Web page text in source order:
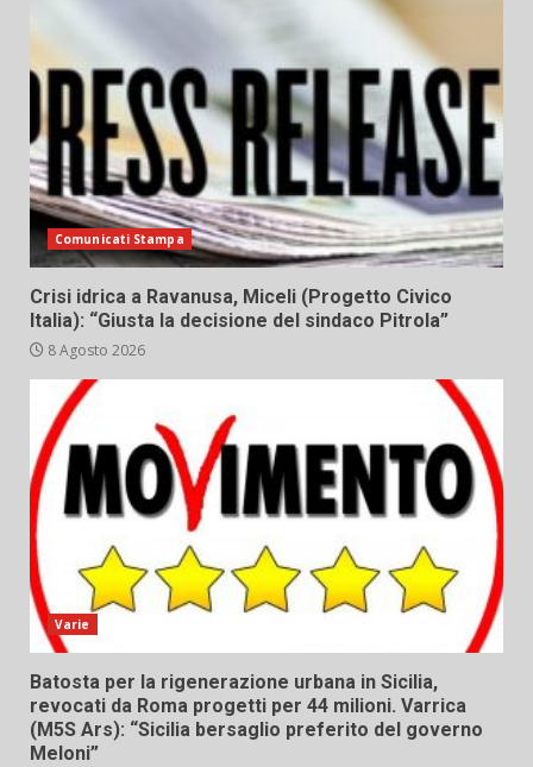
Comunicati Stampa
Crisi idrica a Ravanusa, Miceli (Progetto Civico
Italia): “Giusta la decisione del sindaco Pitrola”
8 Agosto 2026
Varie
Batosta per la rigenerazione urbana in Sicilia,
revocati da Roma progetti per 44 milioni. Varrica
(M5S Ars): “Sicilia bersaglio preferito del governo
Meloni”